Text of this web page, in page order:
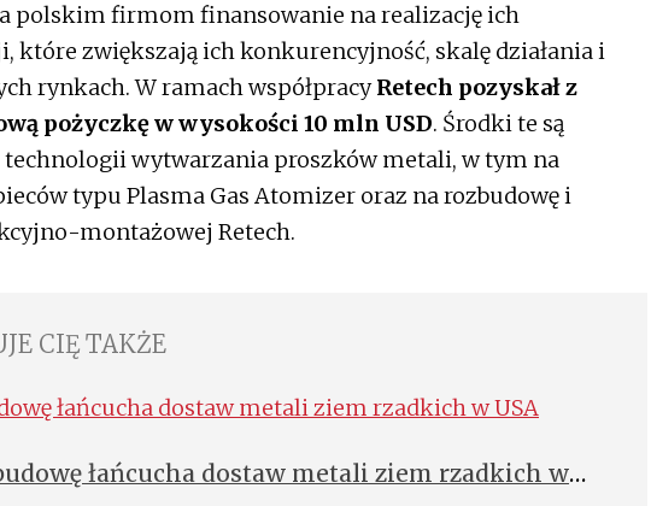
polskim firmom finansowanie na realizację ich
które zwiększają ich konkurencyjność, skalę działania i
rynkach. W ramach współpracyRetech pozyskał z
pożyczkę w wysokości 10 mln USD. Środki te są
technologii wytwarzania proszków metali, w tym na
typu Plasma Gas Atomizer oraz na rozbudowę i
montażowej Retech.
CIĘ TAKŻE
łańcucha dostaw metali ziem rzadkich w